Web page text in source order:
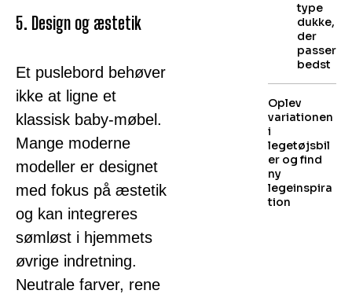
5. Design og æstetik
Et puslebord behøver
ikke at ligne et
klassisk baby-møbel.
Mange moderne
modeller er designet
med fokus på æstetik
og kan integreres
sømløst i hjemmets
øvrige indretning.
Neutrale farver, rene
type
dukke,
der
passer
bedst
Oplev
variationen
i
legetøjsbil
er og find
ny
legeinspira
tion